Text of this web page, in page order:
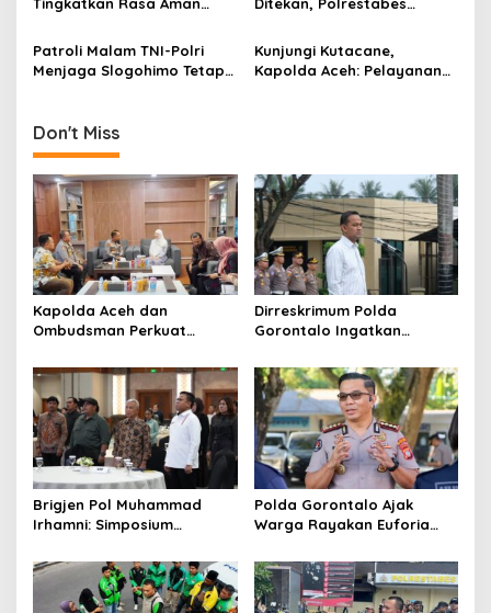
i
o
n
Lingkungan
Medan
dalam 36 Hari
Patroli Malam TNI-Polri
Menjaga Slogohimo Tetap
Kunjungi Kutacane,
Kapolda Aceh: Pelayanan
Don't Miss
Kapolda Aceh dan
Ombudsman Perkuat
Layanan Publik dan
Respons Pengaduan Warga
Dirreskrimum Polda
Gorontalo Ingatkan
Kekerasan Digital
Brigjen Pol Muhammad
Irhamni: Simposium
Masukan Penting Perkuat
Penegakan Hukum
Lingkungan
Polda Gorontalo Ajak
Warga Rayakan Euforia
Tertib dan Aman